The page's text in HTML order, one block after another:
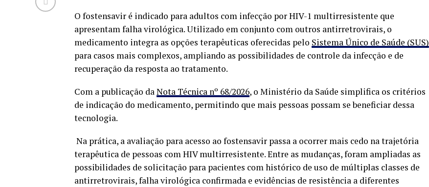
O fostensavir é indicado para adultos com infecção por HIV-1 multirresistente que
apresentam falha virológica. Utilizado em conjunto com outros antirretrovirais, o
medicamento integra as opções terapêuticas oferecidas pelo Sistema Único de Saúde (SUS)
para casos mais complexos, ampliando as possibilidades de controle da infecção e de
recuperação da resposta ao tratamento.
Com a publicação daNota Técnica nº 68/2026, o Ministério da Saúde simplifica os critérios
de indicação do medicamento, permitindo que mais pessoas possam se beneficiar dessa
tecnologia.
Na prática, a avaliação para acesso ao fostensavir passa a ocorrer mais cedo na trajetória
terapêutica de pessoas com HIV multirresistente. Entre as mudanças, foram ampliadas as
possibilidades de solicitação para pacientes com histórico de uso de múltiplas classes de
antirretrovirais, falha virológica confirmada e evidências de resistência a diferentes